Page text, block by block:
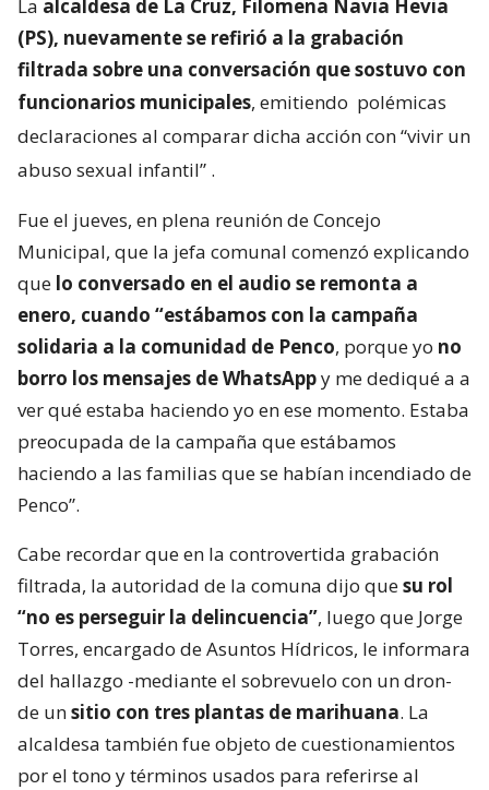
La alcaldesa de La Cruz, Filomena Navia Hevia
(PS), nuevamente se refirió a la grabación
filtrada sobre una conversación que sostuvo con
funcionarios municipales, emitiendo polémicas
declaraciones al comparar dicha acción con “vivir un
abuso sexual infantil” .
Fue el jueves, en plena reunión de Concejo
Municipal, que la jefa comunal comenzó explicando
que lo conversado en el audio se remonta a
enero, cuando “estábamos con la campaña
solidaria a la comunidad de Penco, porque yo no
borro los mensajes de WhatsAppy me dediqué a a
ver qué estaba haciendo yo en ese momento. Estaba
preocupada de la campaña que estábamos
haciendo a las familias que se habían incendiado de
Penco”.
Cabe recordar que en la controvertida grabación
filtrada, la autoridad de la comuna dijo quesu rol
“no es perseguir la delincuencia”, luego que Jorge
Torres, encargado de Asuntos Hídricos, le informara
del hallazgo -mediante el sobrevuelo con un dron-
de unsitio con tres plantas de marihuana. La
alcaldesa también fue objeto de cuestionamientos
por el tono y términos usados para referirse al